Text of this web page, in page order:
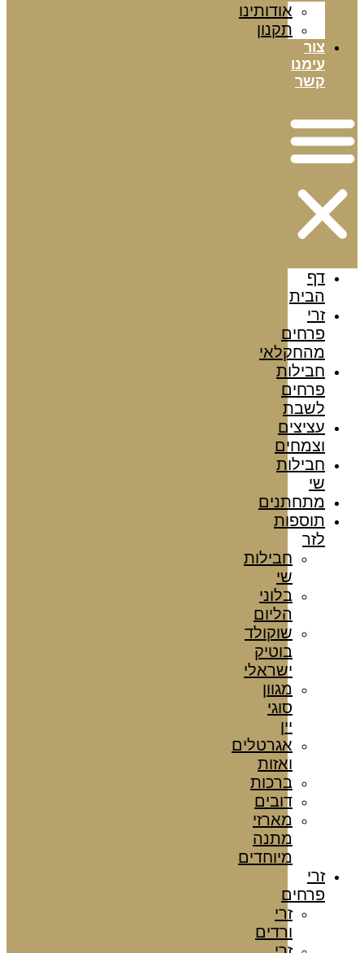
אודותינו
תקנון
צור
עימנו
קשר
דף
הבית
זרי
פרחים
מהחקלאי
חבילות
פרחים
לשבת
עציצים
וצמחים
חבילות
שי
מתחתנים
תוספות
לזר
חבילות
שי
בלוני
הליום
שוקולד
בוטיק
ישראלי
מגוון
סוגי
יין
אגרטלים
ואזות
ברכות
דובים
מארזי
מתנה
מיוחדים
זרי
פרחים
זרי
ורדים